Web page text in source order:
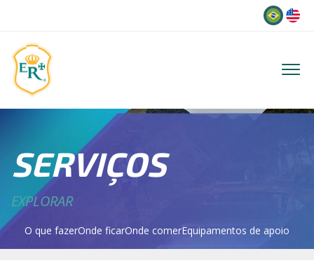
SERVIÇOS
EXPLORAR
O que fazerOnde ficarOnde comerEquipamentos de apoio